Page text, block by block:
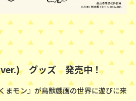
ver.) グッズ 発売中！
まモン』が鳥獣戯画の世界に遊びに来